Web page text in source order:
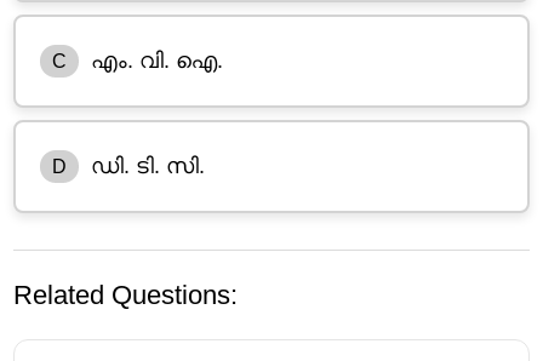
C എം. വി. ഐ.
D ഡി. ടി. സി.
Related Questions: